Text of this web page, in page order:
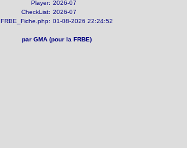
Player: 2026-07
CheckList: 2026-07
FRBE_Fiche.php: 01-08-2026 22:24:52
par GMA (pour la FRBE)